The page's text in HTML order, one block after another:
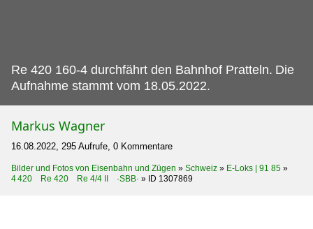
Re 420 160-4 durchfährt den Bahnhof Pratteln. Die
Aufnahme stammt vom 18.05.2022.
Markus Wagner
16.08.2022, 295 Aufrufe, 0 Kommentare
Bilder und Fotos von Eisenbahn und Zügen » Schweiz » E-Loks | 91 85 »
4 420 Re 420 Re 4/4 II ·SBB· » ID 1307869